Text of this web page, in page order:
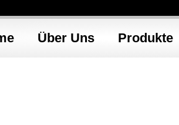
Über Uns Produkte